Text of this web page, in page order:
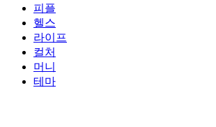
피플
헬스
라이프
컬처
머니
테마